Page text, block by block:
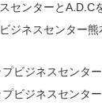
センターとA.D.C
ジネスセンター
ビジネスセンタ
ビジネスセンタ